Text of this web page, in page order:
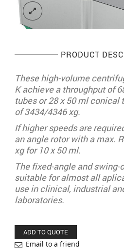
PRODUCT
These high-volume
K achieve a throughput of
tubes or 28 x 50 ml conical
of 3434/4346 xg.
If higher speeds are
an angle rotor with a max.
xg for 10 x 50 ml.
The fixed-angle and swing-
suitable for almost all
use in clinical, industrial
laboratories.
ADD TO QUOTE
Email to a friend